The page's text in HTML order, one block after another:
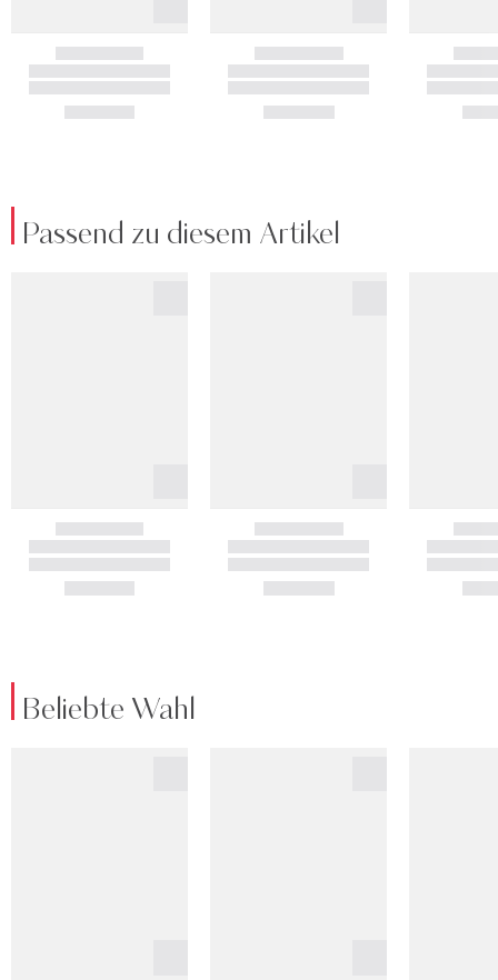
Passend zu diesem Artikel
Beliebte Wahl